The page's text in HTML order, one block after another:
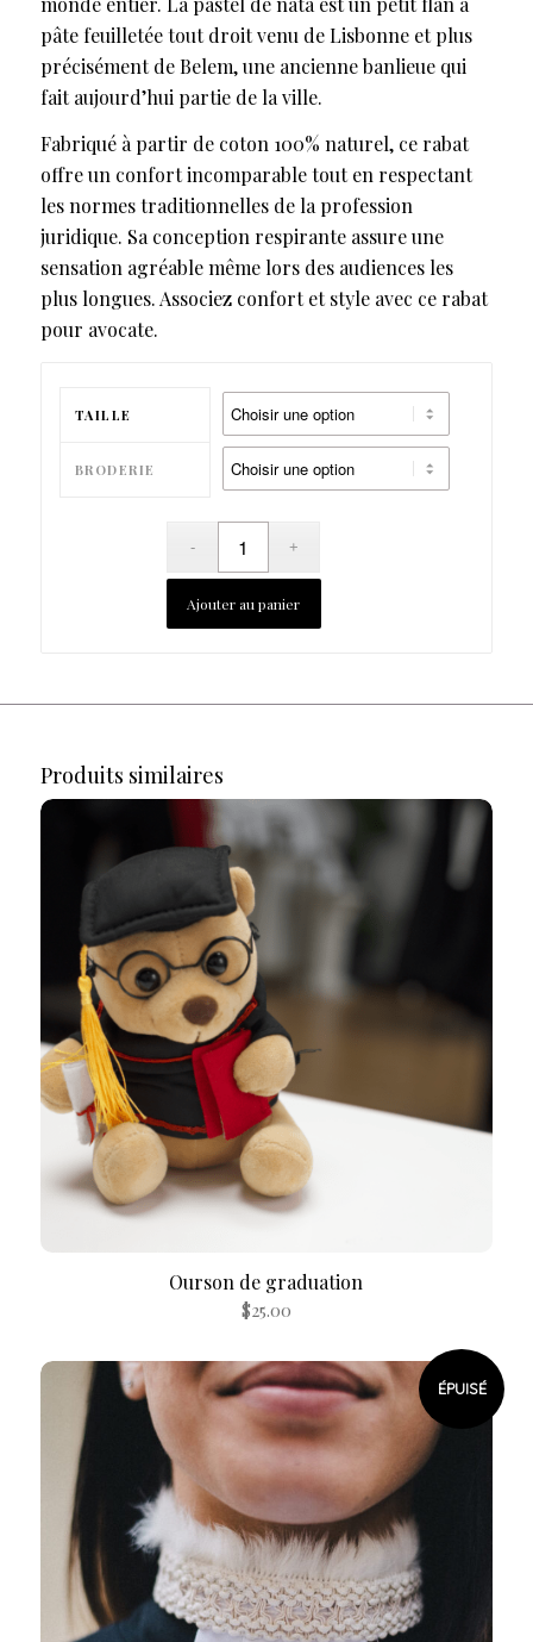
pâte feuilletée tout droit venu de Lisbonne et plus
précisément de Belem, une ancienne banlieue qui
fait aujourd’hui partie de la ville.
Fabriqué à partir de coton 100% naturel, ce rabat
offre un confort incomparable tout en respectant
les normes traditionnelles de la profession
juridique. Sa conception respirante assure une
sensation agréable même lors des audiences les
plus longues. Associez confort et style avec ce rabat
pour avocate.
TAILLE
BRODERIE
Ajouter au panier
Produits similaires
Ourson de graduation
$25.00
ÉPUISÉ